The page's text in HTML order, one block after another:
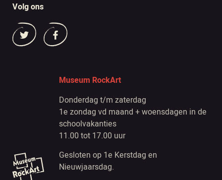
Volg ons
Museum RockArt
Donderdag t/m zaterdag
1e zondag vd maand + woensdagen in de
schoolvakanties
11.00 tot 17.00 uur
Gesloten op 1e Kerstdag en
Nieuwjaarsdag.